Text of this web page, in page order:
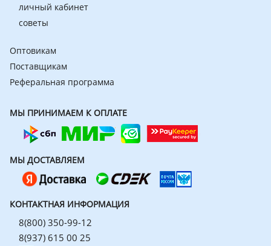
личный кабинет
советы
Оптовикам
Поставщикам
Реферальная программа
МЫ ПРИНИМАЕМ К ОПЛАТЕ
МЫ ДОСТАВЛЯЕМ
КОНТАКТНАЯ ИНФОРМАЦИЯ
8(800) 350-99-12
8(937) 615 00 25